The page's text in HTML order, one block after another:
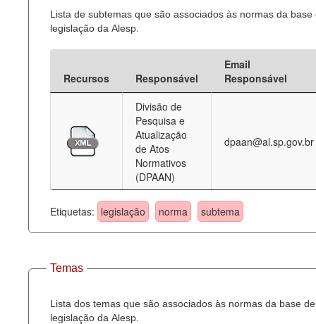
Lista de subtemas que são associados às normas da base
legislação da Alesp.
Recursos Responsável
Email
Responsável
Divisão de
Pesquisa e
Atualização
de Atos
Normativos
(DPAAN)
dpaan@al.sp.gov.br
Etiquetas: legislação norma subtema
Temas
Lista dos temas que são associados às normas da base de
legislação da Alesp.